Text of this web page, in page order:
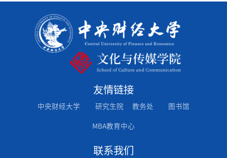
友情链接
中央财经大学 研究生院 教务处 图书馆
MBA教育中心
联系我们